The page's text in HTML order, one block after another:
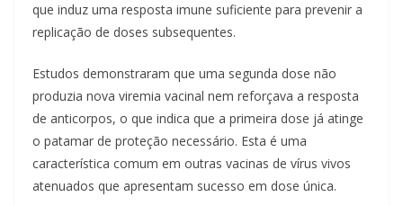
que induz uma resposta imune suficiente para prevenir a
replicação de doses subsequentes.
Estudos demonstraram que uma segunda dose não
produzia nova viremia vacinal nem reforçava a resposta
de anticorpos, o que indica que a primeira dose já atinge
o patamar de proteção necessário. Esta é uma
característica comum em outras vacinas de vírus vivos
atenuados que apresentam sucesso em dose única.